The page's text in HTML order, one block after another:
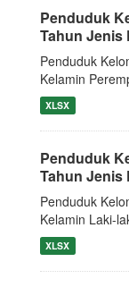
Penduduk
Tahun Jenis
Penduduk
Kelamin
XLSX
Penduduk
Tahun Jenis
Penduduk
Kelamin Laki-
XLSX